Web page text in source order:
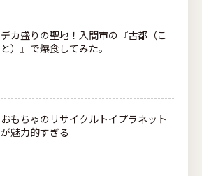
デカ盛りの聖地！入間市の『古都（こ
と）』で爆食してみた。
おもちゃのリサイクルトイプラネット
が魅力的すぎる